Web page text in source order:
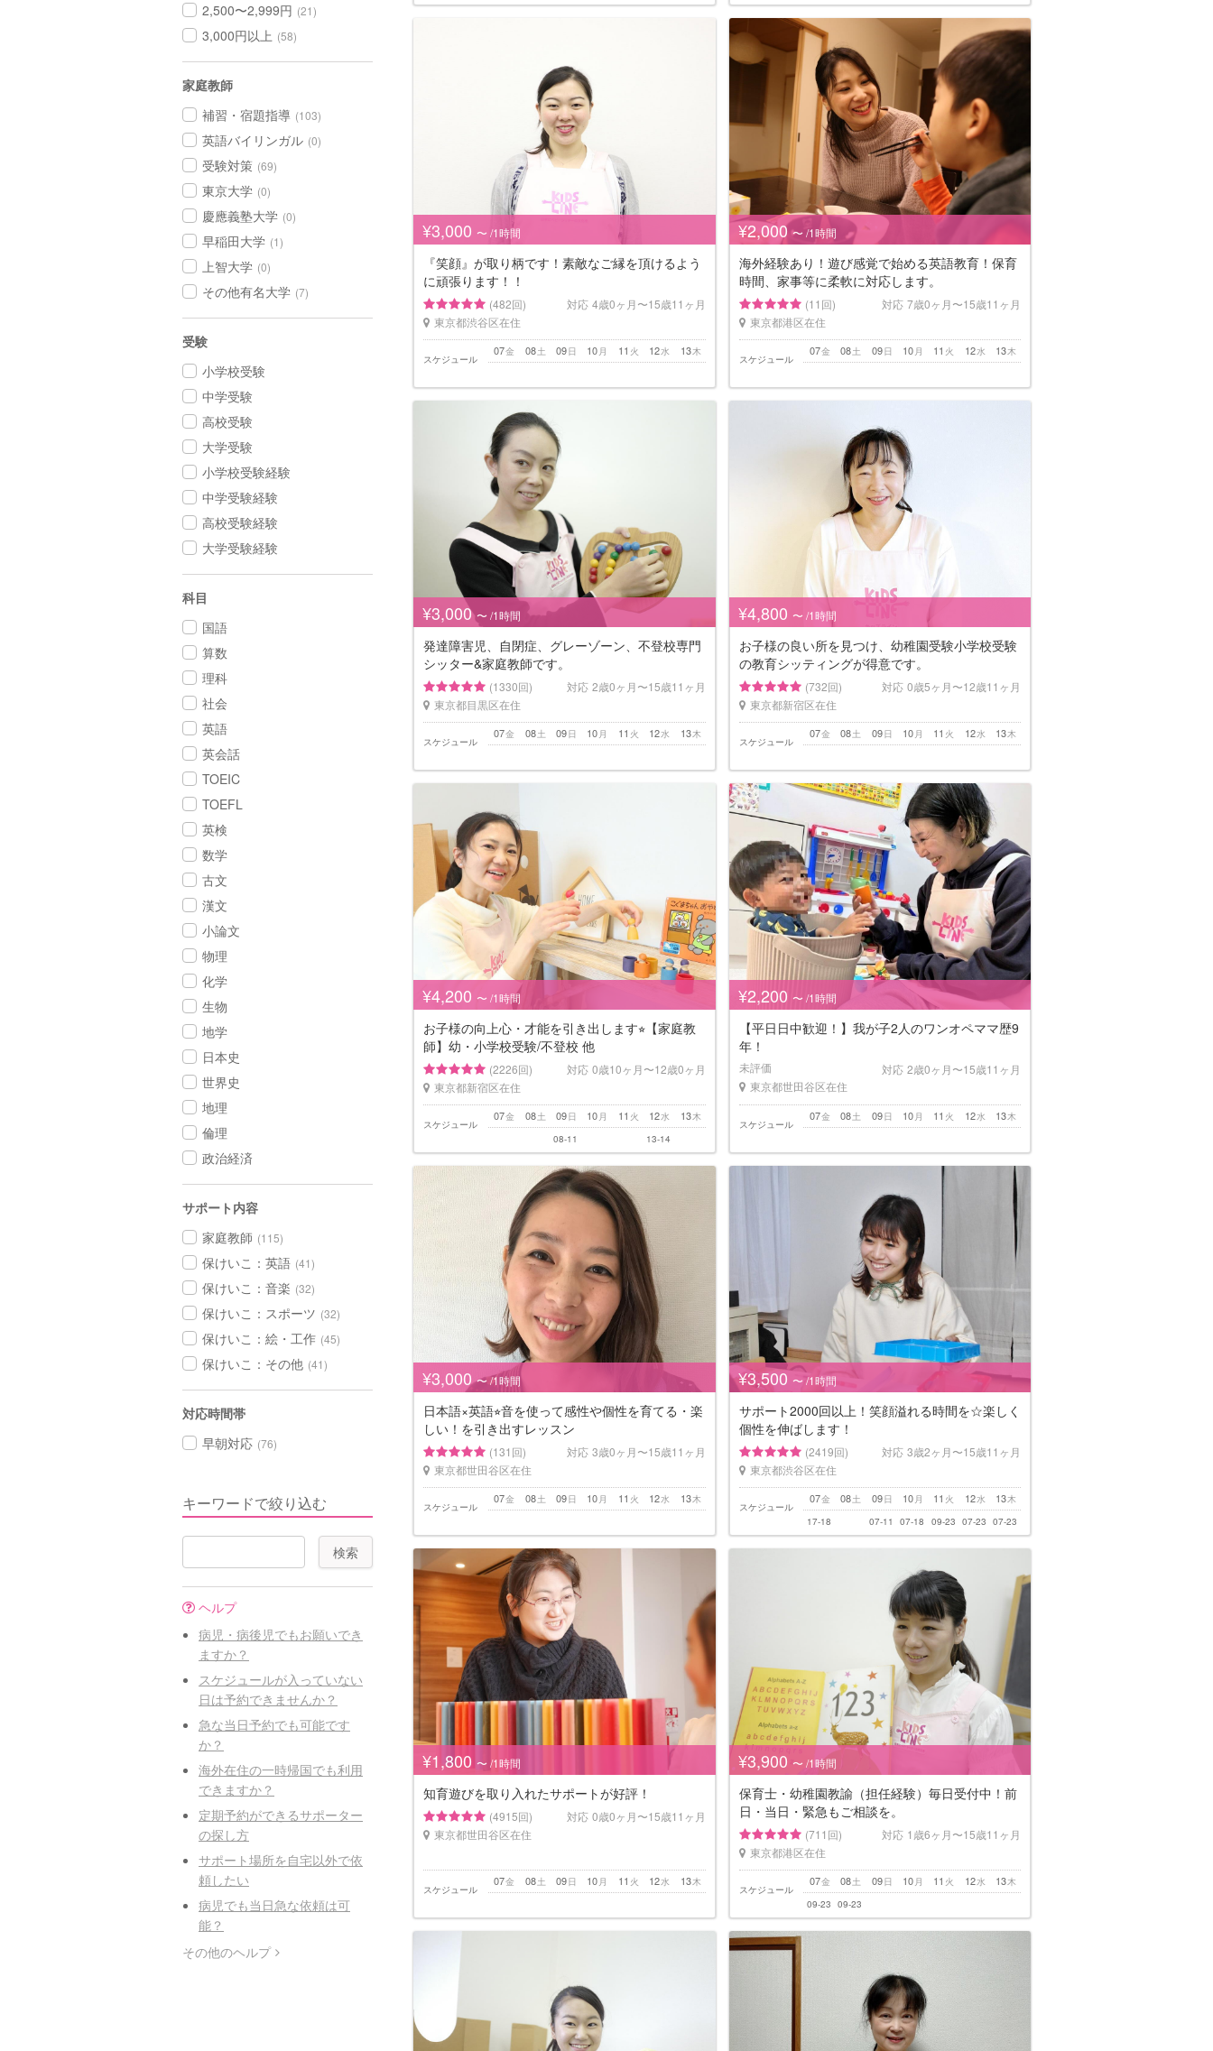
2,500〜2,999円 (21)
3,000円以上 (58)
家庭教師
補習・宿題指導 (103)
英語バイリンガル (0)
受験対策 (69)
東京大学 (0)
慶應義塾大学 (0)
早稲田大学 (1)
上智大学 (0)
その他有名大学 (7)
受験
小学校受験
中学受験
高校受験
大学受験
小学校受験経験
中学受験経験
高校受験経験
大学受験経験
科目
国語
算数
理科
社会
英語
英会話
TOEIC
TOEFL
英検
数学
古文
漢文
小論文
物理
化学
生物
地学
日本史
世界史
地理
倫理
政治経済
サポート内容
家庭教師 (115)
保けいこ：英語 (41)
保けいこ：音楽 (32)
保けいこ：スポーツ (32)
保けいこ：絵・工作 (45)
保けいこ：その他 (41)
対応時間帯
早朝対応 (76)
キーワードで絞り込む
ヘルプ
病児・病後児でもお願いでき
ますか？
スケジュールが入っていない
日は予約できませんか？
急な当日予約でも可能です
か？
海外在住の一時帰国でも利用
できますか？
定期予約ができるサポーター
の探し方
サポート場所を自宅以外で依
頼したい
病児でも当日急な依頼は可
能？
その他のヘルプ
¥3,000 〜 /1時間
『笑顔』が取り柄です！素敵なご縁を頂けるよう
に頑張ります！！
(482回) 対応 4歳0ヶ月〜15歳11ヶ月
東京都渋谷区在住
スケジュール
金
07 土
08 日
09 月
10 火
11 水
12 木
13
¥2,000 〜 /1時間
海外経験あり！遊び感覚で始める英語教育！保育
時間、家事等に柔軟に対応します。
(11回) 対応 7歳0ヶ月〜15歳11ヶ月
東京都港区在住
スケジュール
金
07 土
08 日
09 月
10 火
11 水
12 木
13
¥3,000 〜 /1時間
発達障害児、自閉症、グレーゾーン、不登校専門
シッター&家庭教師です。
(1330回) 対応 2歳0ヶ月〜15歳11ヶ月
東京都目黒区在住
スケジュール
金
07 土
08 日
09 月
10 火
11 水
12 木
13
¥4,800 〜 /1時間
お子様の良い所を見つけ、幼稚園受験小学校受験
の教育シッティングが得意です。
(732回) 対応 0歳5ヶ月〜12歳11ヶ月
東京都新宿区在住
スケジュール
金
07 土
08 日
09 月
10 火
11 水
12 木
13
¥4,200 〜 /1時間
お子様の向上心・才能を引き出します⭐︎【家庭教
師】幼・小学校受験/不登校 他
(2226回) 対応 0歳10ヶ月〜12歳0ヶ月
東京都新宿区在住
スケジュール
金
07 土
08 日
09 月
10 火
11 水
12 木
13
08-11 13-14
¥2,200 〜 /1時間
【平日日中歓迎！】我が子2人のワンオペママ歴9
年！
未評価 対応 2歳0ヶ月〜15歳11ヶ月
東京都世田谷区在住
スケジュール
金
07 土
08 日
09 月
10 火
11 水
12 木
13
¥3,000 〜 /1時間
日本語×英語⭐︎音を使って感性や個性を育てる・楽
しい！を引き出すレッスン
(131回) 対応 3歳0ヶ月〜15歳11ヶ月
東京都世田谷区在住
スケジュール
金
07 土
08 日
09 月
10 火
11 水
12 木
13
¥3,500 〜 /1時間
サポート2000回以上！笑顔溢れる時間を☆楽しく
個性を伸ばします！
(2419回) 対応 3歳2ヶ月〜15歳11ヶ月
東京都渋谷区在住
スケジュール
金
07 土
08 日
09 月
10 火
11 水
12 木
13
17-18 07-11 07-18 09-23 07-23 07-23
¥1,800 〜 /1時間
知育遊びを取り入れたサポートが好評！
(4915回) 対応 0歳0ヶ月〜15歳11ヶ月
東京都世田谷区在住
スケジュール
金
07 土
08 日
09 月
10 火
11 水
12 木
13
¥3,900 〜 /1時間
保育士・幼稚園教諭（担任経験）毎日受付中！前
日・当日・緊急もご相談を。
(711回) 対応 1歳6ヶ月〜15歳11ヶ月
東京都港区在住
スケジュール
金
07 土
08 日
09 月
10 火
11 水
12 木
13
09-23 09-23